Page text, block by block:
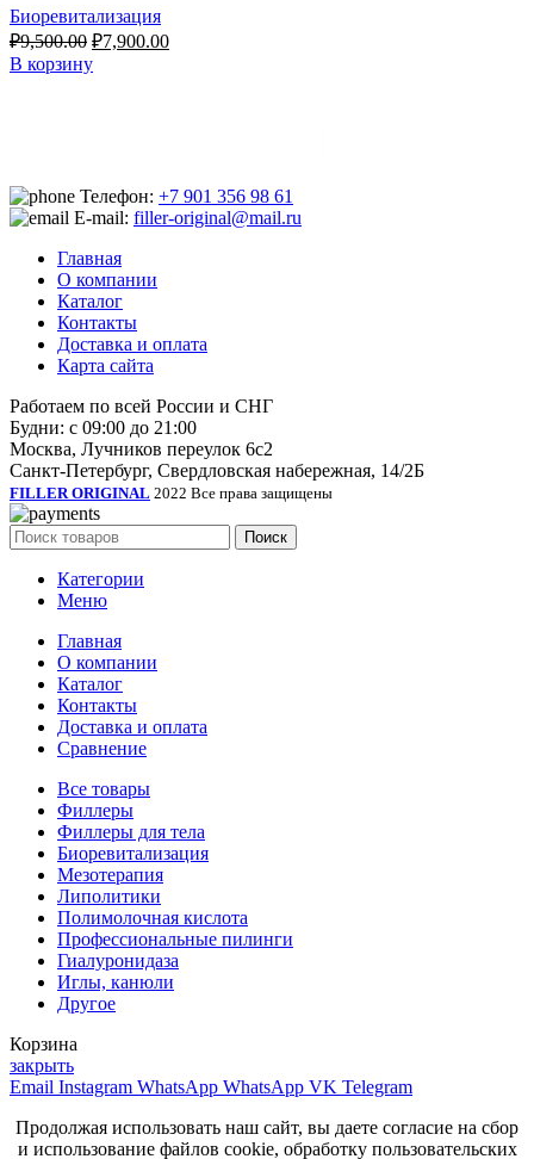
Биоревитализация
₽9,500.00 Первоначальная
цена
составляла
₽7,900.00Текущая
В корзину
Телефон: +7 901 356 98 61
E-mail: filler-original@mail.ru
Главная
О компании
Каталог
Контакты
Доставка и оплата
Карта сайта
Работаем по всей России и СНГ
Будни: с 09:00 до 21:00
Москва, Лучников переулок 6с2
Санкт-Петербург, Свердловская набережная, 14/2Б
FILLER ORIGINAL 2022 Все права защищены
Поиск
Категории
Меню
Главная
О компании
Каталог
Контакты
Доставка и оплата
Сравнение
Все товары
Филлеры
Филлеры для тела
Биоревитализация
Мезотерапия
Липолитики
Полимолочная кислота
Профессиональные пилинги
Гиалуронидаза
Иглы, канюли
Другое
Корзина
закрыть
Email Instagram WhatsApp WhatsApp VK Telegram
Продолжая использовать наш сайт, вы даете согласие на сбор
и использование файлов cookie, обработку пользовательских